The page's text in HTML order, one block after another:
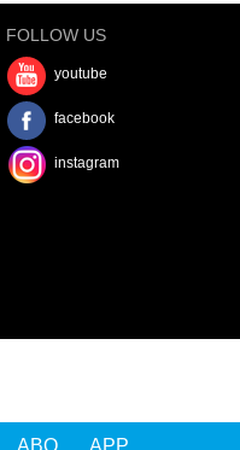
ABO APP
FOLLOW US
youtube
facebook
instagram